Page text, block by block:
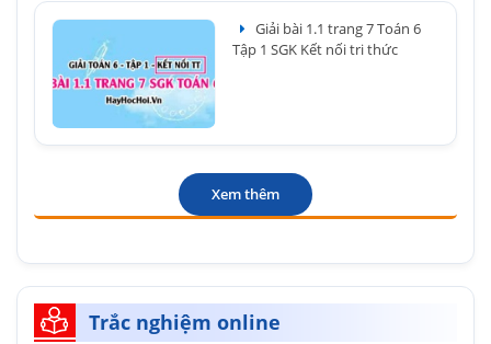
Giải bài 1.1 trang 7 Toán 6
Tập 1 SGK Kết nối tri thức
Xem thêm
Trắc nghiệm online